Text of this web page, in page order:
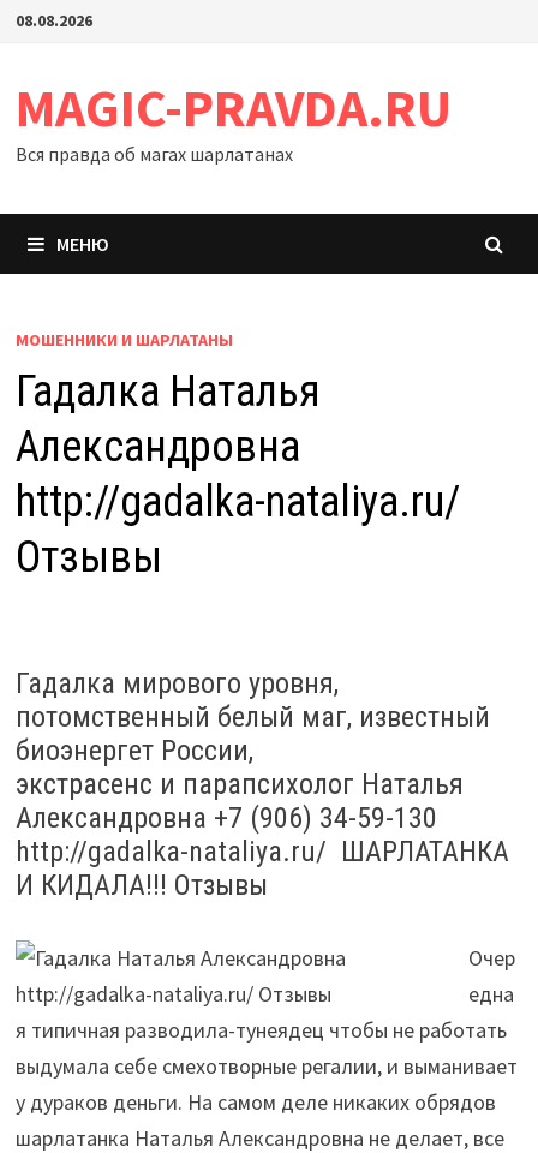
Перейти
08.08.2026
MAGIC-PRAVDA.RU
Вся правда об магах шарлатанах
МЕНЮ
МОШЕННИКИ И ШАРЛАТАНЫ
Гадалка Наталья
Александровна
http://gadalka-nataliya.ru/
Отзывы
Гадалка мирового уровня,
потомственный белый маг, известный
биоэнергет России,
экстрасенс и парапсихолог Наталья
Александровна +7 (906) 34-59-130
http://gadalka-nataliya.ru/ ШАРЛАТАНКА
И КИДАЛА!!! Отзывы
Очер
една
я типичная разводила-тунеядец чтобы не работать
выдумала себе смехотворные регалии, и выманивает
у дураков деньги. На самом деле никаких обрядов
шарлатанка Наталья Александровна не делает, все